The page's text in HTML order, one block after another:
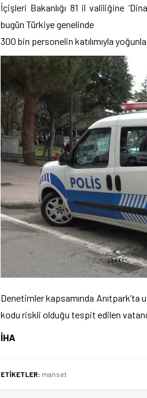
İçişleri Bakanlığı 81 il valiliğine
bugün Türkiye genelinde
300 bin personelin katılımıyla
Denetimler kapsamında
kodu riskli olduğu tespit edilen
İHA
ETİKETLER: manset